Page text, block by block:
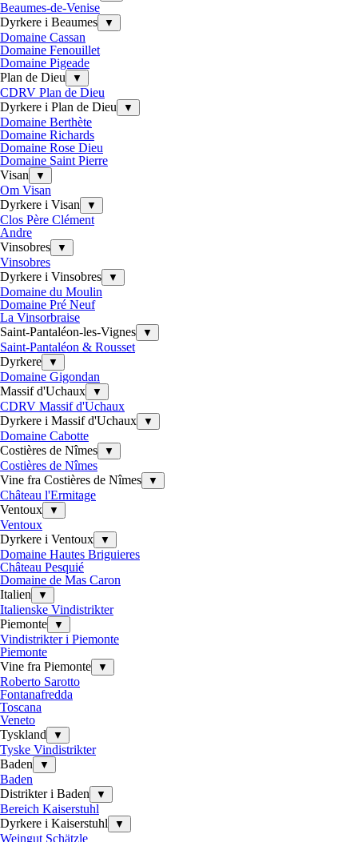
Beaumes-de-Venise
Dyrkere i Beaumes
▼
Domaine Cassan
Domaine Fenouillet
Domaine Pigeade
Plan de Dieu
▼
CDRV Plan de Dieu
Dyrkere i Plan de Dieu
▼
Domaine Berthète
Domaine Richards
Domaine Rose Dieu
Domaine Saint Pierre
Visan
▼
Om Visan
Dyrkere i Visan
▼
Clos Père Clément
Andre
Vinsobres
▼
Vinsobres
Dyrkere i Vinsobres
▼
Domaine du Moulin
Domaine Pré Neuf
La Vinsorbraise
Saint-Pantaléon-les-Vignes
▼
Saint-Pantaléon & Rousset
Dyrkere
▼
Domaine Gigondan
Massif d'Uchaux
▼
CDRV Massif d'Uchaux
Dyrkere i Massif d'Uchaux
▼
Domaine Cabotte
Costières de Nîmes
▼
Costières de Nîmes
Vine fra Costières de Nîmes
▼
Château l'Ermitage
Ventoux
▼
Ventoux
Dyrkere i Ventoux
▼
Domaine Hautes Briguieres
Château Pesquié
Domaine de Mas Caron
Italien
▼
Italienske Vindistrikter
Piemonte
▼
Vindistrikter i Piemonte
Piemonte
Vine fra Piemonte
▼
Roberto Sarotto
Fontanafredda
Toscana
Veneto
Tyskland
▼
Tyske Vindistrikter
Baden
▼
Baden
Distrikter i Baden
▼
Bereich Kaiserstuhl
Dyrkere i Kaiserstuhl
▼
Weingut Schätzle